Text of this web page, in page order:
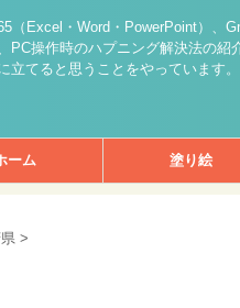
（Excel・Word・PowerPoint）、
PC操作時のハプニング解決法の紹
立てると思うことをやっています。
ーム 塗り絵
>